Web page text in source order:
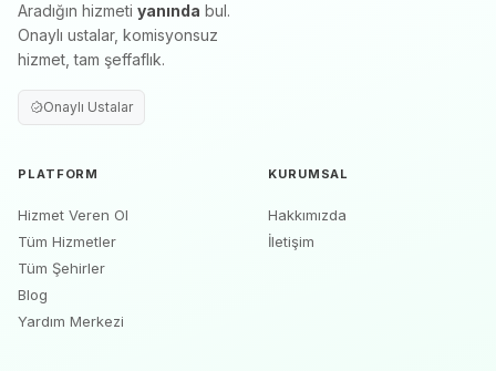
Aradığın hizmeti yanında bul.
Onaylı ustalar, komisyonsuz
hizmet, tam şeffaflık.
Onaylı Ustalar
PLATFORM
Hizmet Veren Ol
Tüm Hizmetler
Tüm Şehirler
Blog
Yardım Merkezi
KURUMSAL
Hakkımızda
İletişim